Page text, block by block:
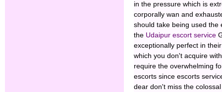
in the pressure which is
corporally wan and
should take being used the
the Udaipur escort service
exceptionally perfect in
which you don't acquire
require the overwhelming
escorts since escorts
dear don't miss the